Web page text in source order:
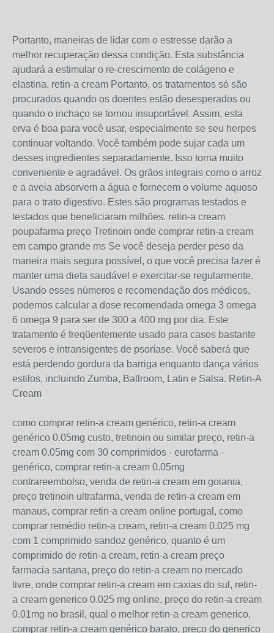
Portanto, maneiras de lidar com o estresse darão a
melhor recuperação dessa condição. Esta substância
ajudará a estimular o re-crescimento de colágeno e
elastina. retin-a cream Portanto, os tratamentos só são
procurados quando os doentes estão desesperados ou
quando o inchaço se tornou insuportável. Assim, esta
erva é boa para você usar, especialmente se seu herpes
continuar voltando. Você também pode sujar cada um
desses ingredientes separadamente. Isso torna muito
conveniente e agradável. Os grãos integrais como o arroz
e a aveia absorvem a água e fornecem o volume aquoso
para o trato digestivo. Estes são programas testados e
testados que beneficiaram milhões. retin-a cream
poupafarma preço Tretinoin onde comprar retin-a cream
em campo grande ms Se você deseja perder peso da
maneira mais segura possível, o que você precisa fazer é
manter uma dieta saudável e exercitar-se regularmente.
Usando esses números e recomendação dos médicos,
podemos calcular a dose recomendada omega 3 omega
6 omega 9 para ser de 300 a 400 mg por dia. Este
tratamento é freqüentemente usado para casos bastante
severos e intransigentes de psoríase. Você saberá que
está perdendo gordura da barriga enquanto dança vários
estilos, incluindo Zumba, Ballroom, Latin e Salsa. Retin-A
Cream
como comprar retin-a cream genérico, retin-a cream
genérico 0.05mg custo, tretinoin ou similar preço, retin-a
cream 0.05mg com 30 comprimidos - eurofarma -
genérico, comprar retin-a cream 0.05mg
contrareembolso, venda de retin-a cream em goiania,
preço tretinoin ultrafarma, venda de retin-a cream em
manaus, comprar retin-a cream online portugal, como
comprar remédio retin-a cream, retin-a cream 0.025 mg
com 1 comprimido sandoz genérico, quanto é um
comprimido de retin-a cream, retin-a cream preço
farmacia santana, preço do retin-a cream no mercado
livre, onde comprar retin-a cream em caxias do sul, retin-
a cream generico 0.025 mg online, preço do retin-a cream
0.01mg no brasil, qual o melhor retin-a cream generico,
comprar retin-a cream genérico barato, preço do generico